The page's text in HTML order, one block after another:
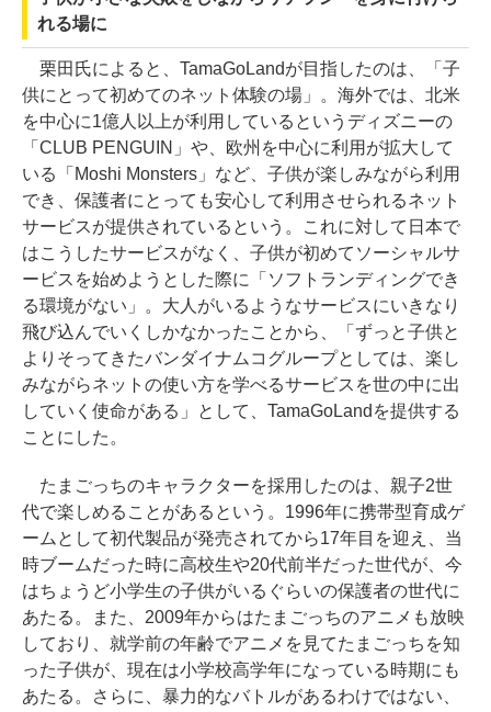
れる場に
栗田氏によると、TamaGoLandが目指したのは、「子
供にとって初めてのネット体験の場」。海外では、北米
を中心に1億人以上が利用しているというディズニーの
「CLUB PENGUIN」や、欧州を中心に利用が拡大して
いる「Moshi Monsters」など、子供が楽しみながら利用
でき、保護者にとっても安心して利用させられるネット
サービスが提供されているという。これに対して日本で
はこうしたサービスがなく、子供が初めてソーシャルサ
ービスを始めようとした際に「ソフトランディングでき
る環境がない」。大人がいるようなサービスにいきなり
飛び込んでいくしかなかったことから、「ずっと子供と
よりそってきたバンダイナムコグループとしては、楽し
みながらネットの使い方を学べるサービスを世の中に出
していく使命がある」として、TamaGoLandを提供する
ことにした。
たまごっちのキャラクターを採用したのは、親子2世
代で楽しめることがあるという。1996年に携帯型育成ゲ
ームとして初代製品が発売されてから17年目を迎え、当
時ブームだった時に高校生や20代前半だった世代が、今
はちょうど小学生の子供がいるぐらいの保護者の世代に
あたる。また、2009年からはたまごっちのアニメも放映
しており、就学前の年齢でアニメを見てたまごっちを知
った子供が、現在は小学校高学年になっている時期にも
あたる。さらに、暴力的なバトルがあるわけではない、